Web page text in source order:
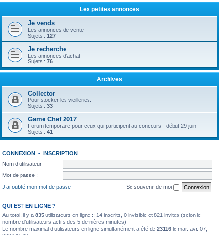
Les petites annonces
Je vends
Les annonces de vente
Sujets : 127
Je recherche
Les annonces d'achat
Sujets : 76
Archives
Collector
Pour stocker les vieilleries.
Sujets : 33
Game Chef 2017
Forum temporaire pour ceux qui participent au concours - début 29 juin.
Sujets : 41
CONNEXION • INSCRIPTION
Nom d’utilisateur :
Mot de passe :
J’ai oublié mon mot de passe
Se souvenir de moi
QUI EST EN LIGNE ?
Au total, il y a 835 utilisateurs en ligne :: 14 inscrits, 0 invisible et 821 invités (selon le
nombre d’utilisateurs actifs des 5 dernières minutes)
Le nombre maximal d’utilisateurs en ligne simultanément a été de 23116 le mar. avr. 07,